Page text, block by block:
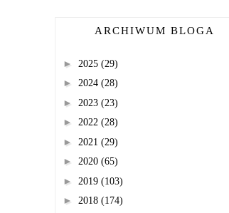
ARCHIWUM BLOGA
► 2025 (29)
► 2024 (28)
► 2023 (23)
► 2022 (28)
► 2021 (29)
► 2020 (65)
► 2019 (103)
► 2018 (174)